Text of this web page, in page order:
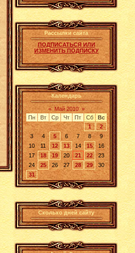
Рассылки сайта
ПОДПИСАТЬСЯ ИЛИ
ИЗМЕНИТЬ ПОДПИСКУ
Календарь
« Май 2010 »
Пн
Вт Ср Чт Пт Сб
Вс
1
2
3
4 5 6 7 8
9
10
11 12 13 14 15
16
17
18 19 20 21 22
23
24
25 26 27 28 29
30
31
Сколько дней сайту